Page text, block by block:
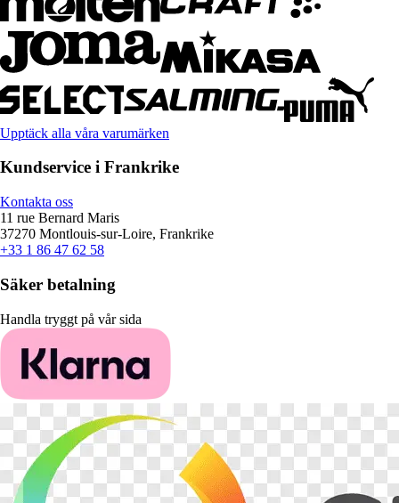
Upptäck alla våra varumärken
Kundservice i Frankrike
Kontakta oss
11 rue Bernard Maris
37270 Montlouis-sur-Loire, Frankrike
+33 1 86 47 62 58
Säker betalning
Handla tryggt på vår sida